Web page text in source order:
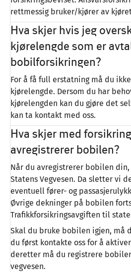
rettmessig bruker/kjører av
Hva skjer hvis jeg
kjørelengde som er
bobilforsikringen?
For å få full erstatning må du
kjørelengde. Dersom du har
kjørelengden kan du gjøre det
kan ta kontakt med oss.
Hva skjer med
avregistrerer bobilen?
Når du avregistrerer bobilen
Statens Vegvesen. Da sletter vi
eventuell fører- og
Øvrige dekninger på bobilen
Trafikkforsikringsavgiften til
Skal du bruke bobilen igjen, må
du først kontakte oss for å
deretter må du registrere
vegvesen.